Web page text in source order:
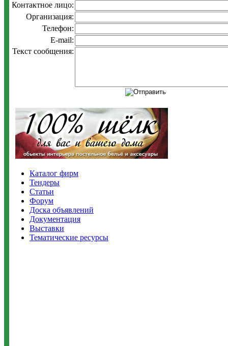
Контактное лицо:
Организация:
Телефон:
E-mail:
Текст сообщения:
Каталог фирм
Тендеры
Статьи
Форум
Доска объявлений
Документация
Выставки
Тематические ресурсы